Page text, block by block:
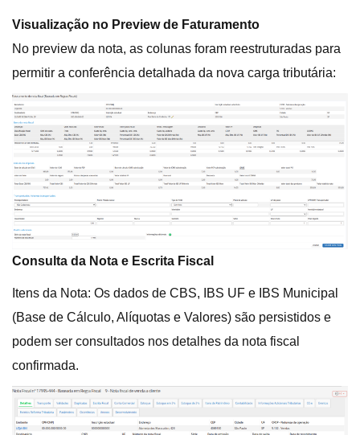
Visualização no Preview de Faturamento
No preview da nota, as colunas foram reestruturadas para
permitir a conferência detalhada da nova carga tributária:
Consulta da Nota e Escrita Fiscal
Itens da Nota: Os dados de CBS, IBS UF e IBS Municipal
(Base de Cálculo, Alíquotas e Valores) são persistidos e
podem ser consultados nos detalhes da nota fiscal
confirmada.